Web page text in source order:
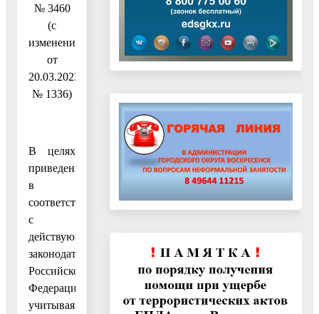
№ 3460
(с
изменениями
от
20.03.2023
№ 1336)
В целях
приведения
в
соответствие
с
действующим
законодательством
Российской
Федерации,
учитывая